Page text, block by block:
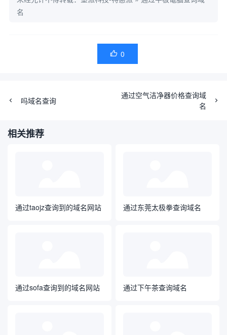
名
 0
吗域名查询
通过空气洁净器价格查询域
名
相关推荐
通过taojz查询到的域名网站 通过东莞太极拳查询域名
通过sofa查询到的域名网站 通过下午茶查询域名